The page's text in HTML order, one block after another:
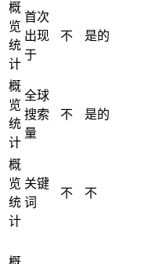
概
览
统
计
首次
出现
于
不 是的
概
览
统
计
全球
搜索
量
不 是的
概
览
统
计
关键
词
不 不